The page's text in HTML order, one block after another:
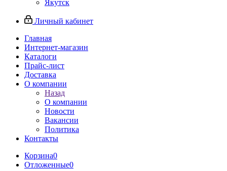
Якутск
Личный кабинет
Главная
Интернет-магазин
Каталоги
Прайс-лист
Доставка
О компании
Назад
О компании
Новости
Вакансии
Политика
Контакты
Корзина0
Отложенные0